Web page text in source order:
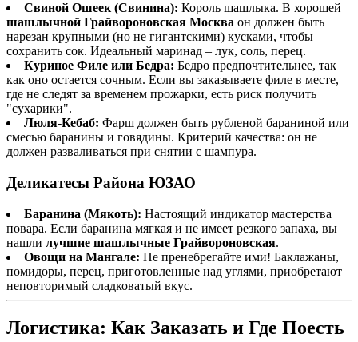
Свиной Ошеек (Свинина): Король шашлыка. В хорошей
шашлычной Грайвороновская Москва он должен быть
нарезан крупными (но не гигантскими) кусками, чтобы
сохранить сок. Идеальный маринад – лук, соль, перец.
Куриное Филе или Бедра: Бедро предпочтительнее, так
как оно остается сочным. Если вы заказываете филе в месте,
где не следят за временем прожарки, есть риск получить
"сухарики".
Люля-Кебаб: Фарш должен быть рубленой бараниной или
смесью баранины и говядины. Критерий качества: он не
должен разваливаться при снятии с шампура.
Деликатесы Района ЮЗАО
Баранина (Мякоть): Настоящий индикатор мастерства
повара. Если баранина мягкая и не имеет резкого запаха, вы
нашли лучшие шашлычные Грайвороновская.
Овощи на Мангале: Не пренебрегайте ими! Баклажаны,
помидоры, перец, приготовленные над углями, приобретают
неповторимый сладковатый вкус.
Логистика: Как Заказать и Где Поесть